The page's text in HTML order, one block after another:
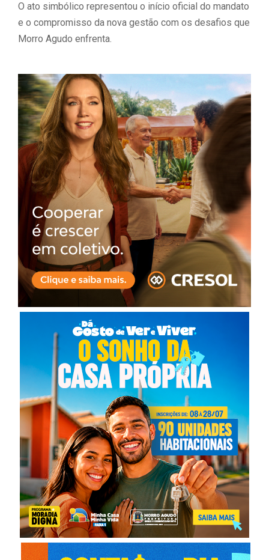
O ato simbólico representou o início oficial do mandato
e o compromisso da nova gestão com os desafios que
Morro Agudo enfrenta.